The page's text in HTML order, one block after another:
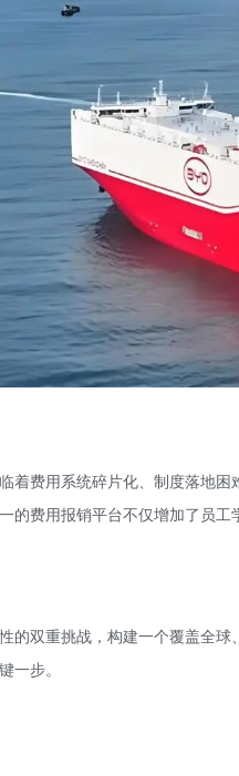
着费用系统碎片化、制度落地
的费用报销平台不仅增加了员工
的双重挑战，构建一个覆盖全
一步。